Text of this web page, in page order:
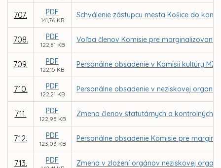
707. PDF
141,76 KB
Schválenie zástupcu mesta Košice do
708. PDF
122,81 KB
Voľba členov Komisie pre marginalizované
709. PDF
122,15 KB
Personálne obsadenie v Komisii kultúry MZ
710. PDF
122,21 KB
Personálne obsadenie v neziskovej
711. PDF
122,95 KB
Zmena členov štatutárnych a kontrolných
712. PDF
123,03 KB
Personálne obsadenie Komisie pre
713. PDF Zmena v zložení orgánov neziskovej